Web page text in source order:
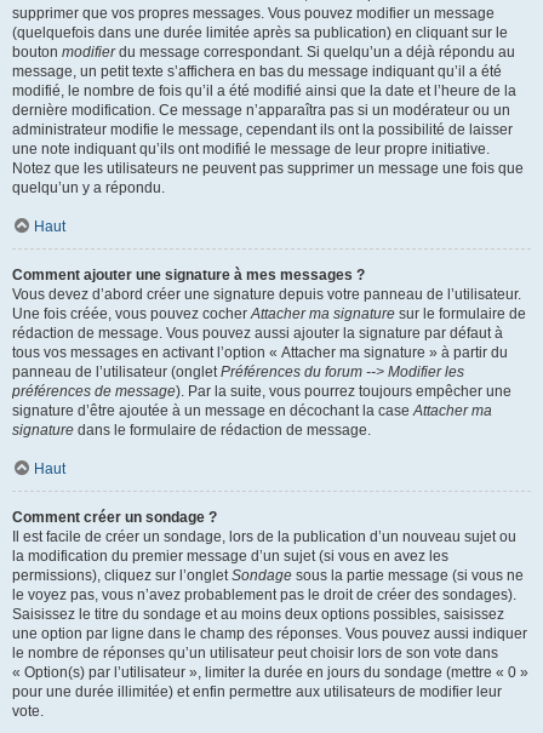
supprimer que vos propres messages. Vous pouvez modifier un message
(quelquefois dans une durée limitée après sa publication) en cliquant sur le
bouton modifierdu message correspondant. Si quelqu’un a déjà répondu au
message, un petit texte s’affichera en bas du message indiquant qu’il a été
modifié, le nombre de fois qu’il a été modifié ainsi que la date et l’heure de la
dernière modification. Ce message n’apparaîtra pas si un modérateur ou un
administrateur modifie le message, cependant ils ont la possibilité de laisser
une note indiquant qu’ils ont modifié le message de leur propre initiative.
Notez que les utilisateurs ne peuvent pas supprimer un message une fois que
quelqu’un y a répondu.
Haut
Comment ajouter une signature à mes messages ?
Vous devez d’abord créer une signature depuis votre panneau de l’utilisateur.
Une fois créée, vous pouvez cocherAttacher ma signature sur le formulaire de
rédaction de message. Vous pouvez aussi ajouter la signature par défaut à
tous vos messages en activant l’option « Attacher ma signature » à partir du
panneau de l’utilisateur (ongletPréférences du forum --> Modifier les
préférences de message). Par la suite, vous pourrez toujours empêcher une
signature d’être ajoutée à un message en décochant la caseAttacher ma
signature dans le formulaire de rédaction de message.
Haut
Comment créer un sondage ?
Il est facile de créer un sondage, lors de la publication d’un nouveau sujet ou
la modification du premier message d’un sujet (si vous en avez les
permissions), cliquez sur l’ongletSondage sous la partie message (si vous ne
le voyez pas, vous n’avez probablement pas le droit de créer des sondages).
Saisissez le titre du sondage et au moins deux options possibles, saisissez
une option par ligne dans le champ des réponses. Vous pouvez aussi indiquer
le nombre de réponses qu’un utilisateur peut choisir lors de son vote dans
« Option(s) par l’utilisateur », limiter la durée en jours du sondage (mettre « 0 »
pour une durée illimitée) et enfin permettre aux utilisateurs de modifier leur
vote.